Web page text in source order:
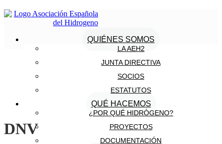
QUIÉNES SOMOS
LA AEH2
JUNTA DIRECTIVA
SOCIOS
ESTATUTOS
QUÉ HACEMOS
¿POR QUÉ HIDRÓGENO?
PROYECTOS
DOCUMENTACIÓN
DNV